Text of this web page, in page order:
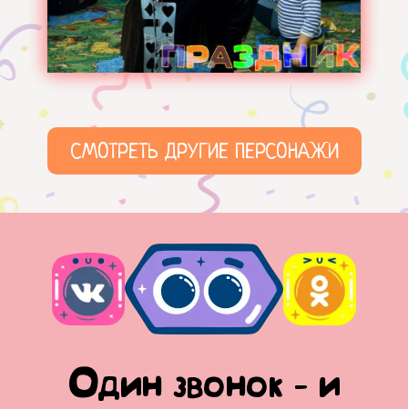
СМОТРЕТЬ ДРУГИЕ ПЕРСОНАЖИ
Один звонок - и